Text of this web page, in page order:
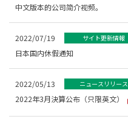
中文版本的公司简介视频。
2022/07/19 サイト更新情報
日本国内休假通知
2022/05/13 ニュースリリース
2022年3月決算公布（只限英文）